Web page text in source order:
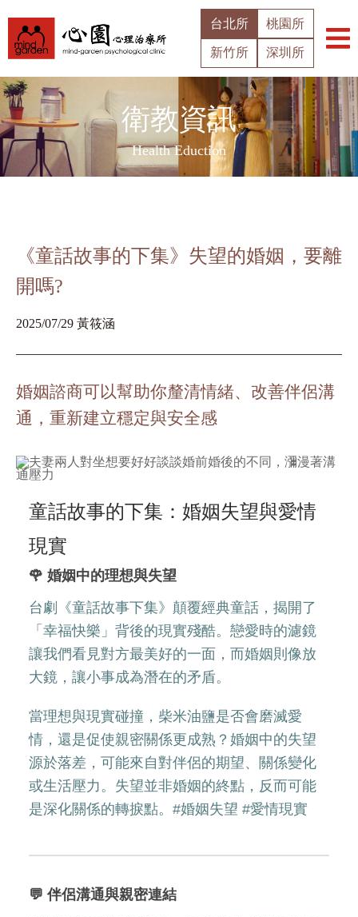
台北所 桃園所
新竹所 深圳所
衛教資訊
Health Eduction
《童話故事的下集》失望的婚姻，要離
開嗎?
2025/07/29 黃筱涵
婚姻諮商可以幫助你釐清情緒、改善伴侶溝
通，重新建立穩定與安全感
童話故事的下集：婚姻失望與愛情
現實
🌹 婚姻中的理想與失望
台劇《童話故事下集》顛覆經典童話，揭開了
「幸福快樂」背後的現實殘酷。戀愛時的濾鏡
讓我們看見對方最美好的一面，而婚姻則像放
大鏡，讓小事成為潛在的矛盾。
當理想與現實碰撞，柴米油鹽是否會磨滅愛
情，還是促使親密關係更成熟？婚姻中的失望
源於落差，可能來自對伴侶的期望、關係變化
或生活壓力。失望並非婚姻的終點，反而可能
是深化關係的轉捩點。#婚姻失望 #愛情現實
💬 伴侶溝通與親密連結